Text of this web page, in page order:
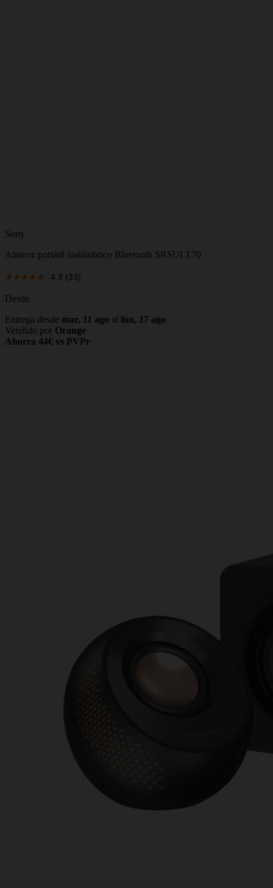
Sony
Altavoz portátil inalámbrico Bluetooth SRSULT70
4.9 (33)
Desde
Entrega desde mar, 11 ago al lun, 17 ago
Vendido por Orange
Ahorra 44€ vs PVPr